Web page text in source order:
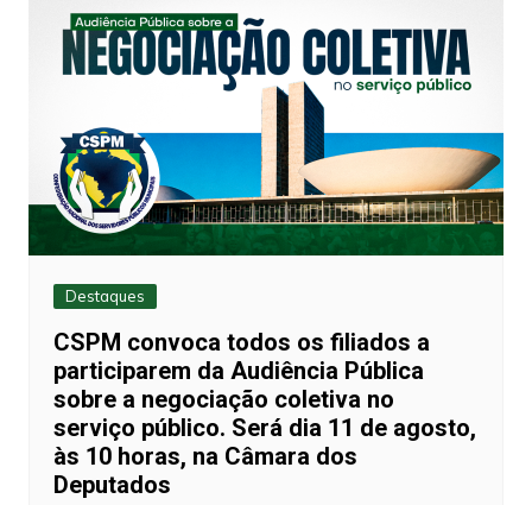
Destaques
CSPM convoca todos os filiados a
participarem da Audiência Pública
sobre a negociação coletiva no
serviço público. Será dia 11 de agosto,
às 10 horas, na Câmara dos
Deputados